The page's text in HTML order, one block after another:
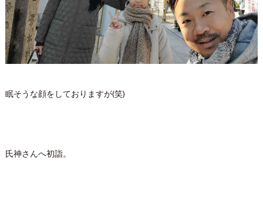
眠そうな顔をしておりますが(笑)
氏神さんへ初詣。